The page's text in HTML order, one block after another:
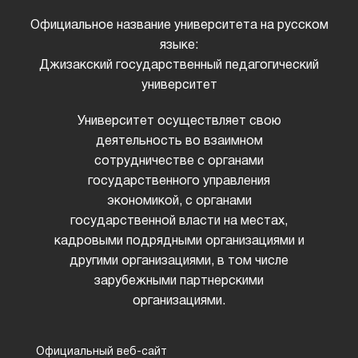
Официальное название университета на русском
языке:
Джизакский государственный педагогический
университет
Университет осуществляет свою
деятельность во взаимном
сотрудничестве с органами
государственного управления
экономикой, с органами
государственной власти на местах,
кадровыми подрядными организациями и
другими организациями, в том числе
зарубежными партнерскими
организациями.
Официальный веб-сайт